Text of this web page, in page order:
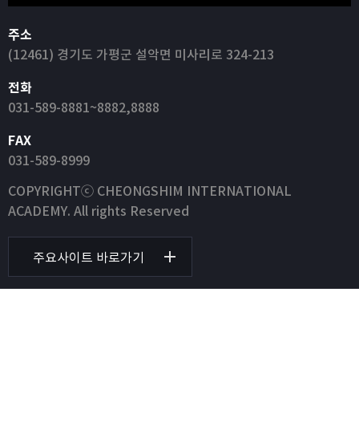
주소
(12461) 경기도 가평군 설악면 미사리로 324-213
전화
031-589-8881~8882,8888
FAX
031-589-8999
COPYRIGHTⓒ CHEONGSHIM INTERNATIONAL
ACADEMY. All rights Reserved
주요사이트 바로가기